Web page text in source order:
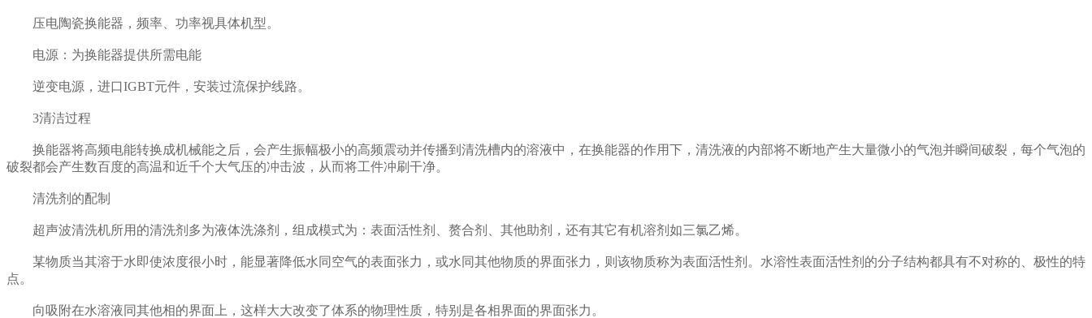
压电陶瓷换能器，频率、功率视具体机型。
电源：为换能器提供所需电能
逆变电源，进口IGBT元件，安装过流保护线路。
3清洁过程
换能器将高频电能转换成机械能之后，会产生振幅极小的高频震动并传播到清洗槽内的溶液中，在换能器的作用下，清洗液的内部将不断地产生大量微小的气泡并瞬间破裂，每个气泡的
破裂都会产生数百度的高温和近千个大气压的冲击波，从而将工件冲刷干净。
清洗剂的配制
超声波清洗机所用的清洗剂多为液体洗涤剂，组成模式为：表面活性剂、赘合剂、其他助剂，还有其它有机溶剂如三氯乙烯。
某物质当其溶于水即使浓度很小时，能显著降低水同空气的表面张力，或水同其他物质的界面张力，则该物质称为表面活性剂。水溶性表面活性剂的分子结构都具有不对称的、极性的特
点。
向吸附在水溶液同其他相的界面上，这样大大改变了体系的物理性质，特别是各相界面的界面张力。